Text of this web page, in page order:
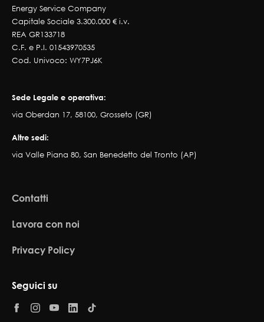
Energy Service Company
Capitale Sociale 3.300.000 € i.v.
REA GR133718
C.F. e P.I. 01543970535
Cod. Univoco: WY7PJ6K
Sede Legale e operativa:
via Oberdan 17, 58100, Grosseto (GR)
Altre sedi:
via Valle Piana 80, San Benedetto del Tronto (AP)
Contatti
Lavora con noi
Privacy Policy
Seguici su